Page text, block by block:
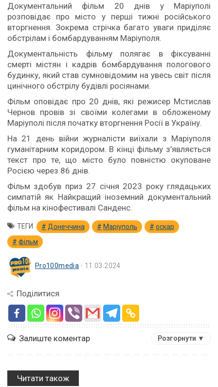
Документальний фільм 20 днів у Маріуполі
розповідає про місто у перші тижні російського
вторгнення. Зокрема стрічка багато уваги приділяє
обстрілам і бомбардуванням Маріуполя.
Документальність фільму полягає в фіксуванні
смерті містян і кадрів бомбардування пологового
будинку, який став сумновідомим на увесь світ після
цинічного обстрілу будівлі росіянами.
Фільм оповідає про 20 днів, які режисер Мстислав
Чернов провів зі своїми колегами в обложеному
Маріуполі після початку вторгнення Росії в Україну.
На 21 день війни журналісти виїхали з Маріуполя
гуманітарним коридором. В кінці фільму з’являється
текст про те, що місто було повністю окуповане
Росією через 86 днів.
Фільм здобув приз 27 січня 2023 року глядацьких
симпатій як Найкращий іноземний документальний
фільм на кінофестивалі Санденс.
ТЕГИ Донеччина Маріуполь
оскар
фільм
Pro100media 11.03.2024
Поділитися
Залиште коментар Розгорнути ▼
Читати також